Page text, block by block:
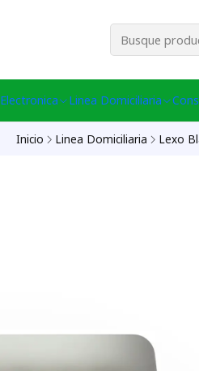
Electronica Linea Domiciliaria
Inicio Linea Domiciliaria Lexo